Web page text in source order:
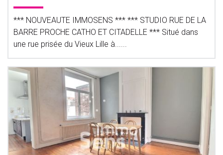
*** NOUVEAUTE IMMOSENS *** *** STUDIO RUE DE LA
BARRE PROCHE CATHO ET CITADELLE *** Situé dans
une rue prisée du Vieux Lille à......